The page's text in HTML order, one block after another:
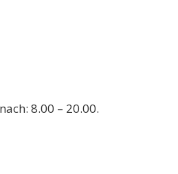
8.00 – 20.00.